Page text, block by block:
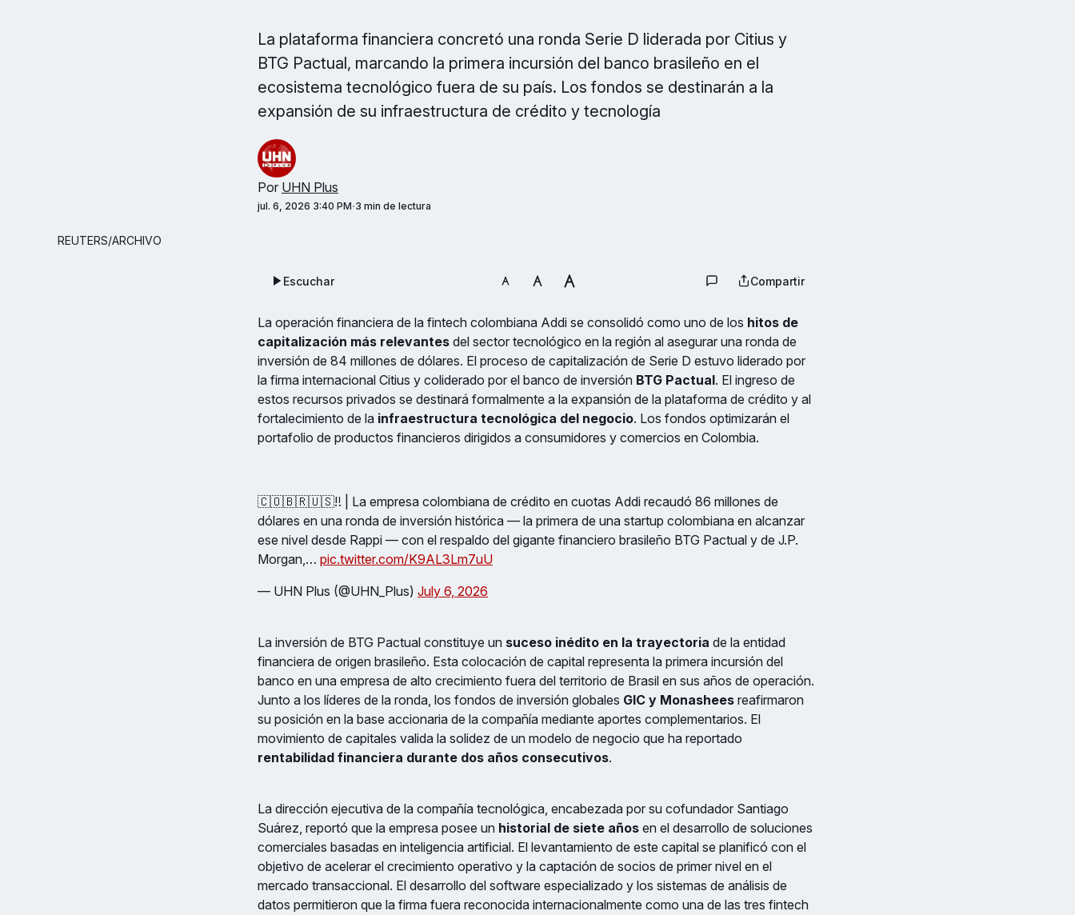
La plataforma financiera concretó una ronda Serie D liderada por Citius y
BTG Pactual, marcando la primera incursión del banco brasileño en el
ecosistema tecnológico fuera de su país. Los fondos se destinarán a la
expansión de su infraestructura de crédito y tecnología
Por UHN Plus
jul. 6, 2026 3:40 PM 3 min de lectura
REUTERS/ARCHIVO
Escuchar Compartir
La operación financiera de la fintech colombiana Addi se consolidó como uno de los hitos de
capitalización más relevantes del sector tecnológico en la región al asegurar una ronda de
inversión de 84 millones de dólares. El proceso de capitalización de Serie D estuvo liderado por
la firma internacional Citius y coliderado por el banco de inversión BTG Pactual. El ingreso de
estos recursos privados se destinará formalmente a la expansión de la plataforma de crédito y al
fortalecimiento de la infraestructura tecnológica del negocio. Los fondos optimizarán el
portafolio de productos financieros dirigidos a consumidores y comercios en Colombia.
🇨🇴🇧🇷🇺🇸‼️ | La empresa colombiana de crédito en cuotas Addi recaudó 86 millones de
dólares en una ronda de inversión histórica — la primera de una startup colombiana en alcanzar
ese nivel desde Rappi — con el respaldo del gigante financiero brasileño BTG Pactual y de J.P.
Morgan,… pic.twitter.com/K9AL3Lm7uU
— UHN Plus (@UHN_Plus) July 6, 2026
La inversión de BTG Pactual constituye un suceso inédito en la trayectoria de la entidad
financiera de origen brasileño. Esta colocación de capital representa la primera incursión del
banco en una empresa de alto crecimiento fuera del territorio de Brasil en sus años de operación.
Junto a los líderes de la ronda, los fondos de inversión globales GIC y Monashees reafirmaron
su posición en la base accionaria de la compañía mediante aportes complementarios. El
movimiento de capitales valida la solidez de un modelo de negocio que ha reportado
rentabilidad financiera durante dos años consecutivos.
La dirección ejecutiva de la compañía tecnológica, encabezada por su cofundador Santiago
Suárez, reportó que la empresa posee un historial de siete años en el desarrollo de soluciones
comerciales basadas en inteligencia artificial. El levantamiento de este capital se planificó con el
objetivo de acelerar el crecimiento operativo y la captación de socios de primer nivel en el
mercado transaccional. El desarrollo del software especializado y los sistemas de análisis de
datos permitieron que la firma fuera reconocida internacionalmente como una de las tres fintech